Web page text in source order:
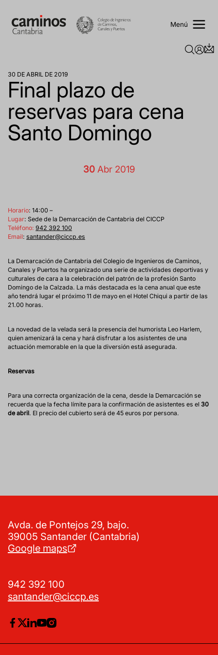
contenido
Menú
30 DE ABRIL DE 2019
Final plazo de
reservas para cena
Santo Domingo
30 Abr 2019
Horario: 14:00 –
Lugar: Sede de la Demarcación de Cantabria del CICCP
Teléfono: 942 392 100
Email: santander@ciccp.es
La Demarcación de Cantabria del Colegio de Ingenieros de Caminos,
Canales y Puertos ha organizado una serie de actividades deportivas y
culturales de cara a la celebración del patrón de la profesión Santo
Domingo de la Calzada. La más destacada es la cena anual que este
año tendrá lugar el próximo 11 de mayo en el Hotel Chiqui a partir de las
21.00 horas.
La novedad de la velada será la presencia del humorista Leo Harlem,
quien amenizará la cena y hará disfrutar a los asistentes de una
actuación memorable en la que la diversión está asegurada.
Reservas
Para una correcta organización de la cena, desde la Demarcación se
recuerda que la fecha límite para la confirmación de asistentes es el 30
de abril. El precio del cubierto será de 45 euros por persona.
Avda. de Pontejos 29, bajo.
39005 Santander (Cantabria)
Google maps
942 392 100
santander@ciccp.es